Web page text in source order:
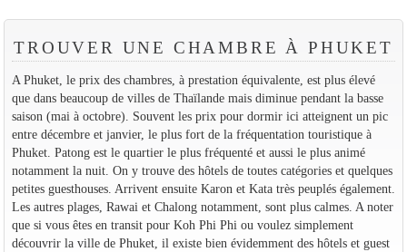
TROUVER UNE CHAMBRE À PHUKET
A Phuket, le prix des chambres, à prestation équivalente, est plus élevé
que dans beaucoup de villes de Thaïlande mais diminue pendant la basse
saison (mai à octobre). Souvent les prix pour dormir ici atteignent un pic
entre décembre et janvier, le plus fort de la fréquentation touristique à
Phuket. Patong est le quartier le plus fréquenté et aussi le plus animé
notamment la nuit. On y trouve des hôtels de toutes catégories et quelques
petites guesthouses. Arrivent ensuite Karon et Kata très peuplés également.
Les autres plages, Rawai et Chalong notamment, sont plus calmes. A noter
que si vous êtes en transit pour Koh Phi Phi ou voulez simplement
découvrir la ville de Phuket, il existe bien évidemment des hôtels et guest